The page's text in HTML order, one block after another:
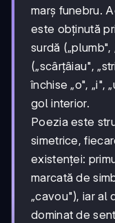
marș funebru.
este obținută
surdă
(„scârțâiau",
închise „o", „i",
gol interior.
Poezia este
simetrice,
existenței:
marcată de
„cavou"), iar al
dominat de